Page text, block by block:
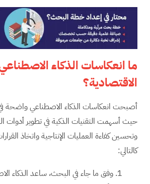
ما انعكاسات الذكاء
الاقتصادية؟
أصبحت انعكاسات الذكاء الاصطناعي واضحة
حيث أسهمت التقنيات الذكية في تطوير أدوات
وتحسين كفاءة العمليات الإنتاجية واتخاذ
كالتالي:
وفق ما جاء في البحث، ساعد الذكاء